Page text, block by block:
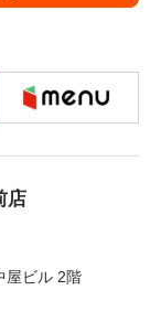
店
屋ビル 2階